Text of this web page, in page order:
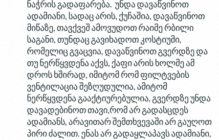
ნაჭრის გადაფარება. უნდა დავაწვინოთ
ადამიანი, სადაც არის, ქუჩაშია, დავაწვინოთ
მიწაზე, თავქვეშ ამოვუდოთ რაიმე რბილი
საგანი, თუნდაც გავიხადოთ კოსტიუმი,
რომელიც გვაცვია, დავაწვინოთ გვერდზე და
თუ ნერწყვდენა აქვს, ქაფი არის ხოლმე ამ
დროს ხშირად, იმიტომ რომ ფილტვების
ვენტილაცია შეზღუდულია, ამიტომ
ნერწყვდენა გააქტიურებულია, გვერდზე უნდა
დავადებინოთ თავი,რომ არ გადასცდეს
ადამიანს, არავითარ შემთხვევაში არ გაუღოთ
პირი ძალით. ენას არ გადაყლაპავს ადამიანი,